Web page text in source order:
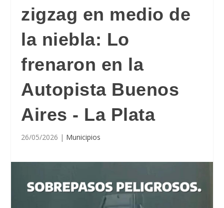
zigzag en medio de
la niebla: Lo
frenaron en la
Autopista Buenos
Aires - La Plata
26/05/2026 | Municipios